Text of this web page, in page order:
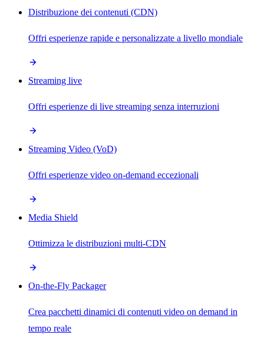
Distribuzione dei contenuti (CDN)
Offri esperienze rapide e personalizzate a livello mondiale
Streaming live
Offri esperienze di live streaming senza interruzioni
Streaming Video (VoD)
Offri esperienze video on-demand eccezionali
Media Shield
Ottimizza le distribuzioni multi-CDN
On-the-Fly Packager
Crea pacchetti dinamici di contenuti video on demand in
tempo reale